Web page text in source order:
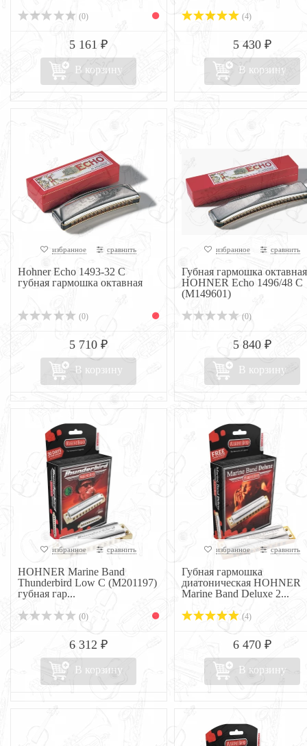
(0)
5 161 ₽
В корзину
(4)
5 430 ₽
В корзину
избранное сравнить
Hohner Echo 1493-32 C
губная гармошка октавная
(0)
5 710 ₽
В корзину
избранное сравнить
Губная гармошка октавная
HOHNER Echo 1496/48 C
(M149601)
(0)
5 840 ₽
В корзину
избранное сравнить
HOHNER Marine Band
Thunderbird Low C (M201197)
губная гар...
(0)
6 312 ₽
В корзину
избранное сравнить
Губная гармошка
диатоническая HOHNER
Marine Band Deluxe 2...
(4)
6 470 ₽
В корзину